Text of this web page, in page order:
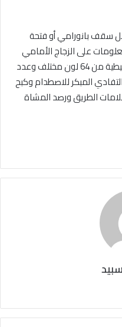
سقف بانورامي أو فتحة
على الزجاج الأمامي
والشاحن اللاسلكي للجوال وإضاءة محيطية من 64 لون مختلف وعدد
المبكر للاصطدام وكبح
الطريق ورصد المشاة